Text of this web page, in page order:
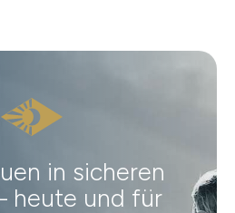
in sicheren
heute und für